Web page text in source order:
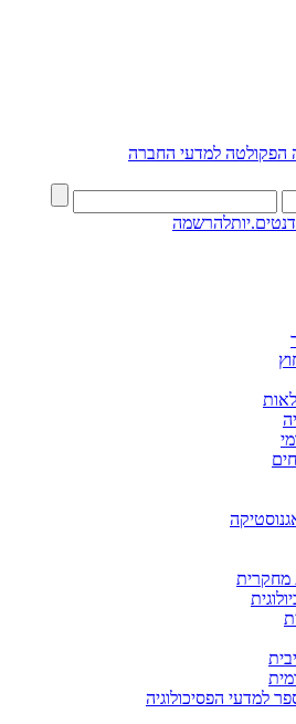
הפקולטה למדעי החברה
להרשמה
מחקרית
למדעי הפסיכולוגיה